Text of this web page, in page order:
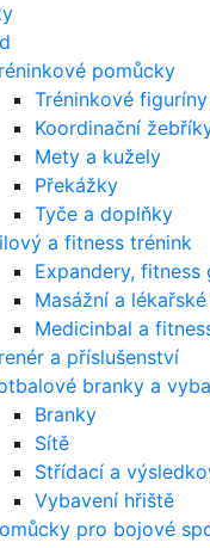
pomůcky
Tréninkové
Koordinační
Mety a kužely
Překážky
Tyče a doplňky
a fitness trénink
Expandery, fitness
Masážní a
Medicinbal a
a příslušenství
branky a
Branky
Sítě
Střídací a
Vybavení hřiště
pro bojové